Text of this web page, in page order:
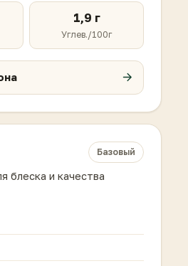
1,9 г
Углев./100г
Базовый
блеска и качества